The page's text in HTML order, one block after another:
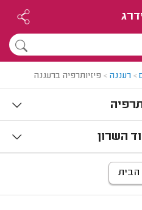
> רעננה > פיזיותרפיה ברעננה
השרון
הבית